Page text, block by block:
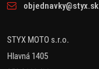
objednavky@styx.sk
STYX MOTO s.r.o.
Hlavná 1405